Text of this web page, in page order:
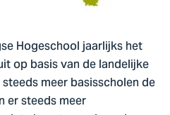
Hogeschool jaarlijks het
op basis van de landelijke
meer basisscholen de
er steeds meer